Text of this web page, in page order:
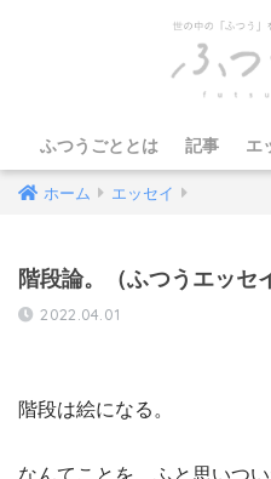
ふつうごととは 記事 エ
ホーム エッセイ
階段論。（ふつうエッセ
2022.04.01
階段は絵になる。
なんてことを、ふと思いつい